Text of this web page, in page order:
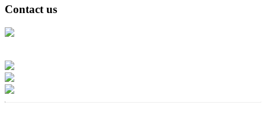
Contact us